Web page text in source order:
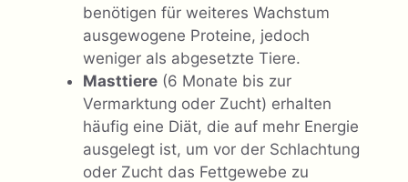
benötigen für weiteres Wachstum
ausgewogene Proteine, jedoch
weniger als abgesetzte Tiere.
Masttiere (6 Monate bis zur
Vermarktung oder Zucht) erhalten
häufig eine Diät, die auf mehr Energie
ausgelegt ist, um vor der Schlachtung
oder Zucht das Fettgewebe zu